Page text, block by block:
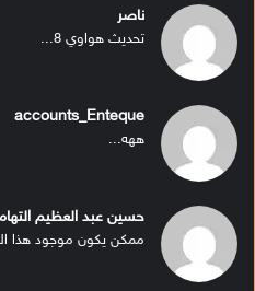
ناصر
تحديث هواوي 8...
accounts_Enteque
ههه...
حسين عبد العظيم
ممكن يكون موجود هذا